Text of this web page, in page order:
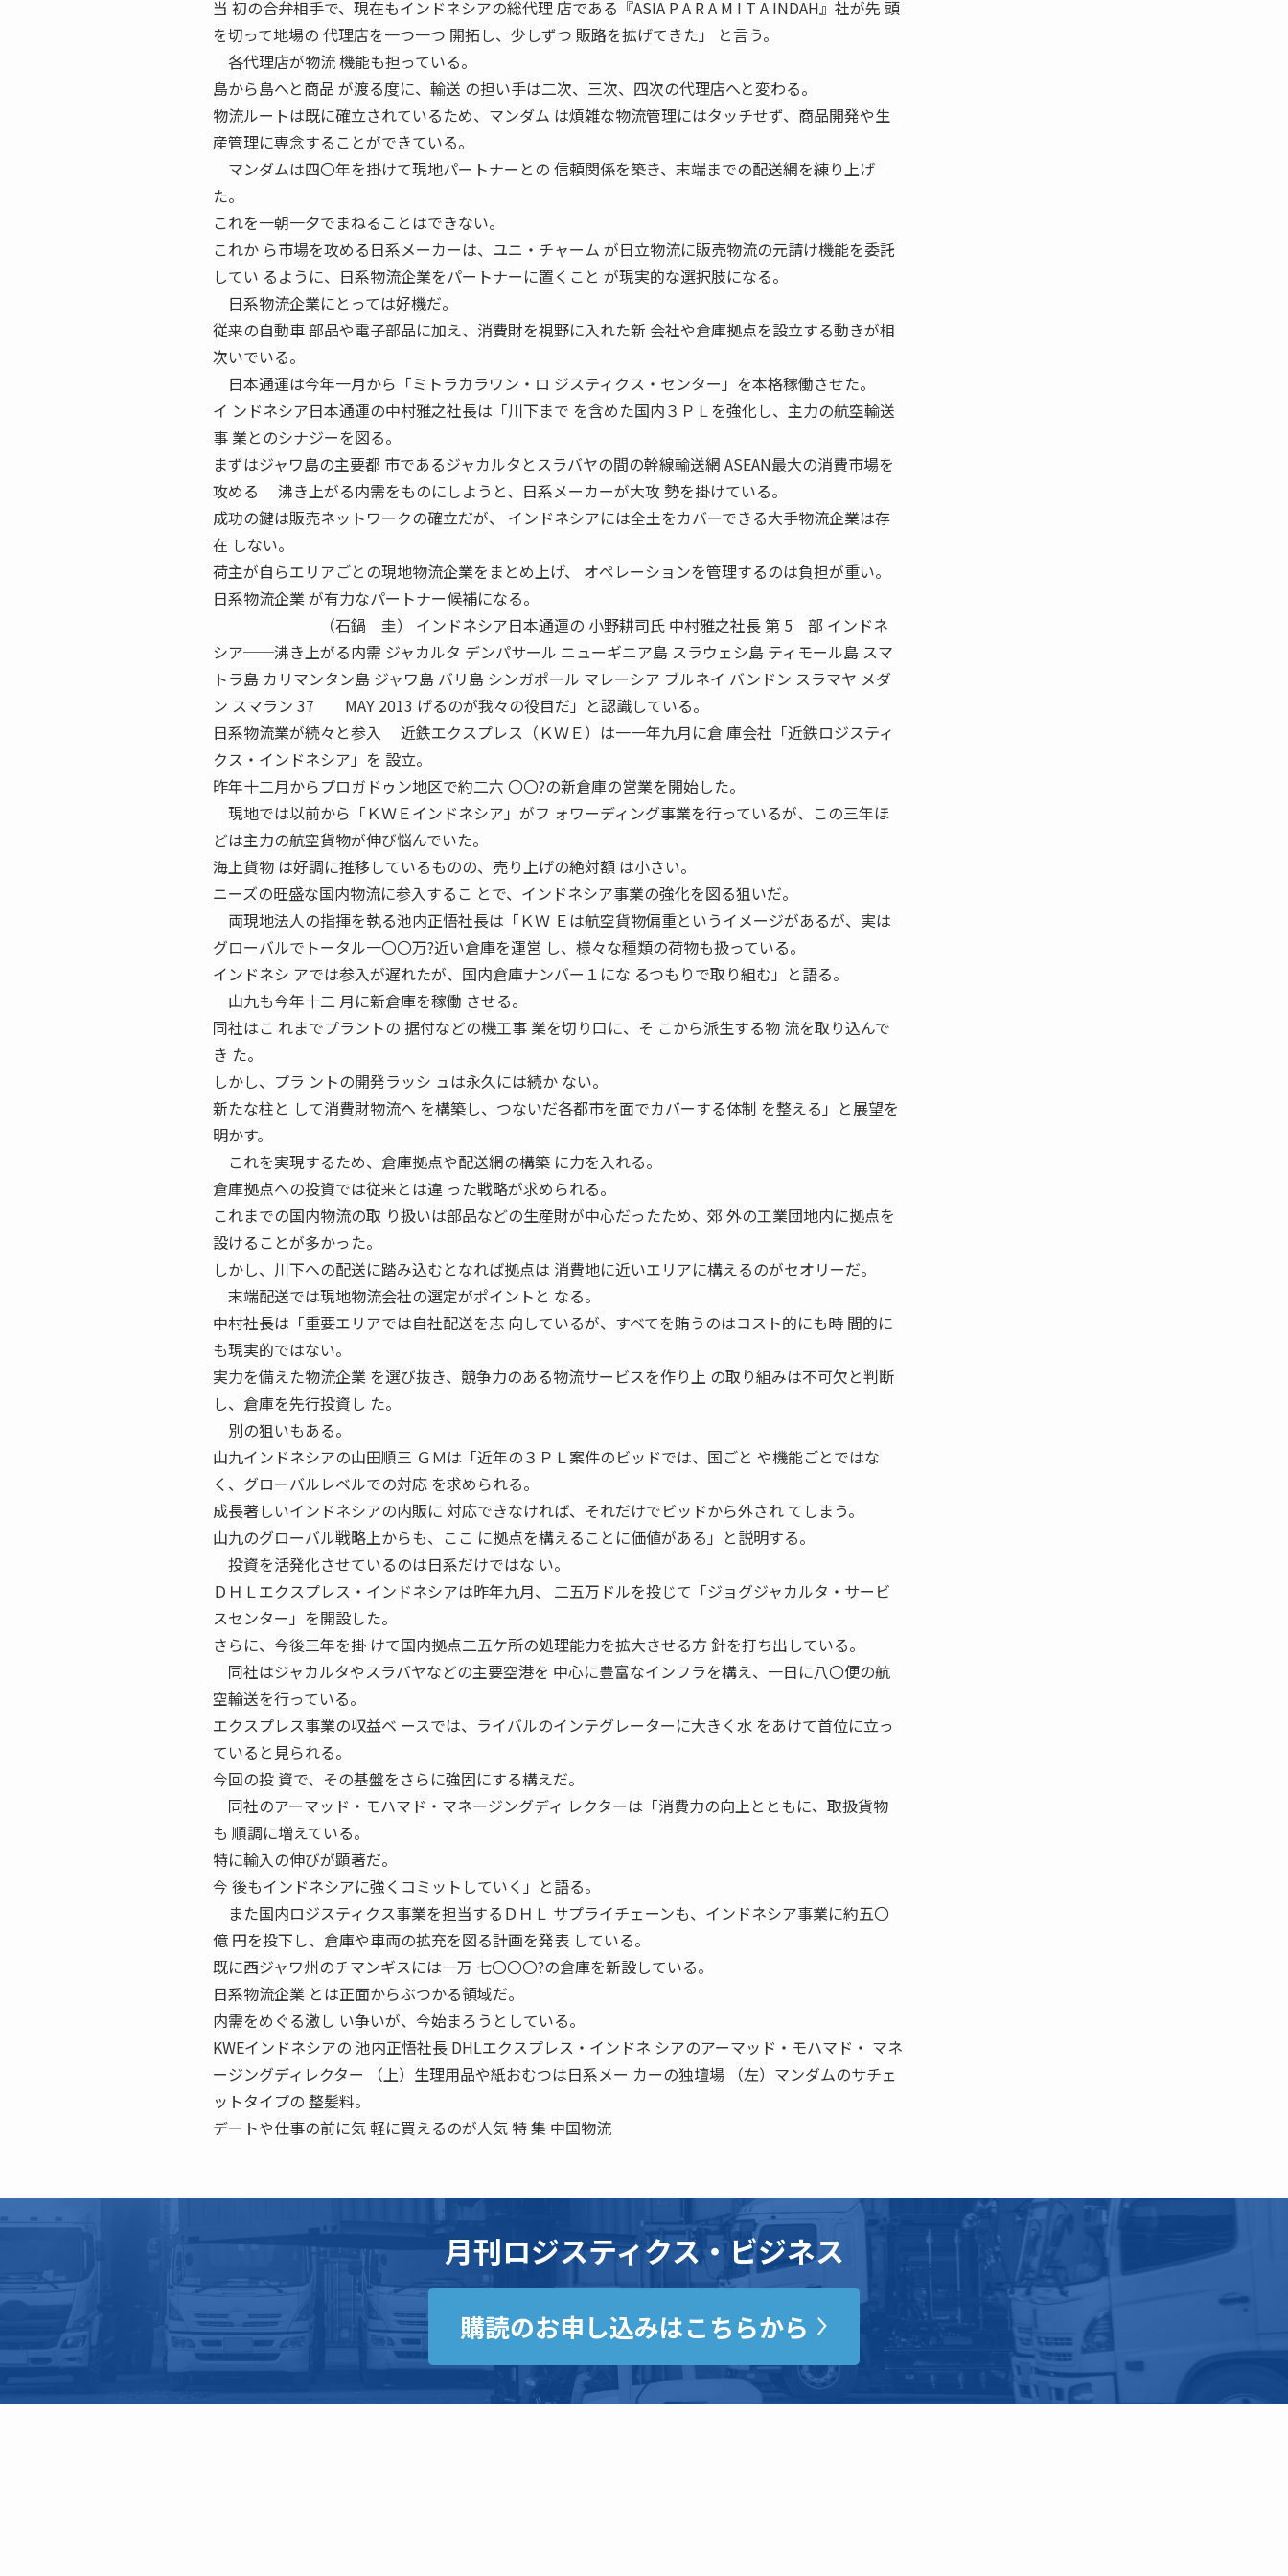
当 初の合弁相手で、現在もインドネシアの総代理 店である『ASIA P A R A M I T A INDAH』社が先 頭
を切って地場の 代理店を一つ一つ 開拓し、少しずつ 販路を拡げてきた」 と言う。
各代理店が物流 機能も担っている。
島から島へと商品 が渡る度に、輸送 の担い手は二次、三次、四次の代理店へと変わる。
物流ルートは既に確立されているため、マンダム は煩雑な物流管理にはタッチせず、商品開発や生
産管理に専念することができている。
マンダムは四〇年を掛けて現地パートナーとの 信頼関係を築き、末端までの配送網を練り上げ
た。
これを一朝一夕でまねることはできない。
これか ら市場を攻める日系メーカーは、ユニ・チャーム が日立物流に販売物流の元請け機能を委託
してい るように、日系物流企業をパートナーに置くこと が現実的な選択肢になる。
日系物流企業にとっては好機だ。
従来の自動車 部品や電子部品に加え、消費財を視野に入れた新 会社や倉庫拠点を設立する動きが相
次いでいる。
日本通運は今年一月から「ミトラカラワン・ロ ジスティクス・センター」を本格稼働させた。
イ ンドネシア日本通運の中村雅之社長は「川下まで を含めた国内３ＰＬを強化し、主力の航空輸送
事 業とのシナジーを図る。
まずはジャワ島の主要都 市であるジャカルタとスラバヤの間の幹線輸送網 ASEAN最大の消費市場を
攻める 沸き上がる内需をものにしようと、日系メーカーが大攻 勢を掛けている。
成功の鍵は販売ネットワークの確立だが、 インドネシアには全土をカバーできる大手物流企業は存
在 しない。
荷主が自らエリアごとの現地物流企業をまとめ上げ、 オペレーションを管理するのは負担が重い。
日系物流企業 が有力なパートナー候補になる。
（石鍋 圭） インドネシア日本通運の 小野耕司氏 中村雅之社長 第 5 部 インドネ
シア──沸き上がる内需 ジャカルタ デンパサール ニューギニア島 スラウェシ島 ティモール島 スマ
トラ島 カリマンタン島 ジャワ島 バリ島 シンガポール マレーシア ブルネイ バンドン スラマヤ メダ
ン スマラン 37 MAY 2013 げるのが我々の役目だ」と認識している。
日系物流業が続々と参入 近鉄エクスプレス（ＫＷＥ）は一一年九月に倉 庫会社「近鉄ロジスティ
クス・インドネシア」を 設立。
昨年十二月からプロガドゥン地区で約二六 〇〇?の新倉庫の営業を開始した。
現地では以前から「ＫＷＥインドネシア」がフ ォワーディング事業を行っているが、この三年ほ
どは主力の航空貨物が伸び悩んでいた。
海上貨物 は好調に推移しているものの、売り上げの絶対額 は小さい。
ニーズの旺盛な国内物流に参入するこ とで、インドネシア事業の強化を図る狙いだ。
両現地法人の指揮を執る池内正悟社長は「ＫＷ Ｅは航空貨物偏重というイメージがあるが、実は
グローバルでトータル一〇〇万?近い倉庫を運営 し、様々な種類の荷物も扱っている。
インドネシ アでは参入が遅れたが、国内倉庫ナンバー１にな るつもりで取り組む」と語る。
山九も今年十二 月に新倉庫を稼働 させる。
同社はこ れまでプラントの 据付などの機工事 業を切り口に、そ こから派生する物 流を取り込んで
き た。
しかし、プラ ントの開発ラッシ ュは永久には続か ない。
新たな柱と して消費財物流へ を構築し、つないだ各都市を面でカバーする体制 を整える」と展望を
明かす。
これを実現するため、倉庫拠点や配送網の構築 に力を入れる。
倉庫拠点への投資では従来とは違 った戦略が求められる。
これまでの国内物流の取 り扱いは部品などの生産財が中心だったため、郊 外の工業団地内に拠点を
設けることが多かった。
しかし、川下への配送に踏み込むとなれば拠点は 消費地に近いエリアに構えるのがセオリーだ。
末端配送では現地物流会社の選定がポイントと なる。
中村社長は「重要エリアでは自社配送を志 向しているが、すべてを賄うのはコスト的にも時 間的に
も現実的ではない。
実力を備えた物流企業 を選び抜き、競争力のある物流サービスを作り上 の取り組みは不可欠と判断
し、倉庫を先行投資し た。
別の狙いもある。
山九インドネシアの山田順三 ＧＭは「近年の３ＰＬ案件のビッドでは、国ごと や機能ごとではな
く、グローバルレベルでの対応 を求められる。
成長著しいインドネシアの内販に 対応できなければ、それだけでビッドから外され てしまう。
山九のグローバル戦略上からも、ここ に拠点を構えることに価値がある」と説明する。
投資を活発化させているのは日系だけではな い。
ＤＨＬエクスプレス・インドネシアは昨年九月、 二五万ドルを投じて「ジョグジャカルタ・サービ
スセンター」を開設した。
さらに、今後三年を掛 けて国内拠点二五ケ所の処理能力を拡大させる方 針を打ち出している。
同社はジャカルタやスラバヤなどの主要空港を 中心に豊富なインフラを構え、一日に八〇便の航
空輸送を行っている。
エクスプレス事業の収益ベ ースでは、ライバルのインテグレーターに大きく水 をあけて首位に立っ
ていると見られる。
今回の投 資で、その基盤をさらに強固にする構えだ。
同社のアーマッド・モハマド・マネージングディ レクターは「消費力の向上とともに、取扱貨物
も 順調に増えている。
特に輸入の伸びが顕著だ。
今 後もインドネシアに強くコミットしていく」と語る。
また国内ロジスティクス事業を担当するＤＨＬ サプライチェーンも、インドネシア事業に約五〇
億 円を投下し、倉庫や車両の拡充を図る計画を発表 している。
既に西ジャワ州のチマンギスには一万 七〇〇〇?の倉庫を新設している。
日系物流企業 とは正面からぶつかる領域だ。
内需をめぐる激し い争いが、今始まろうとしている。
KWEインドネシアの 池内正悟社長 DHLエクスプレス・インドネ シアのアーマッド・モハマド・ マネ
ージングディレクター （上）生理用品や紙おむつは日系メー カーの独壇場 （左）マンダムのサチェ
ットタイプの 整髪料。
デートや仕事の前に気 軽に買えるのが人気 特 集 中国物流
月刊ロジスティクス・ビジネス
購読のお申し込みはこちらから